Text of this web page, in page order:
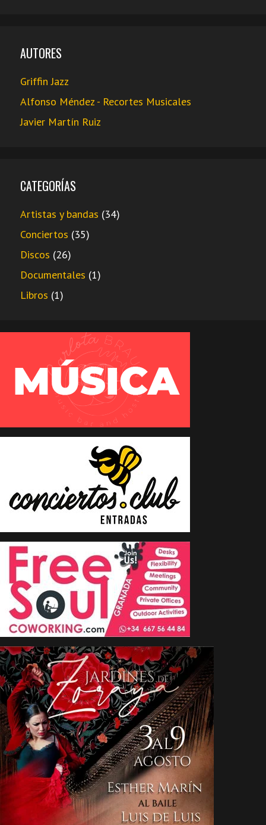
AUTORES
Griffin Jazz
Alfonso Méndez - Recortes Musicales
Javier Martín Ruiz
CATEGORÍAS
Artistas y bandas (34)
Conciertos (35)
Discos (26)
Documentales (1)
Libros (1)